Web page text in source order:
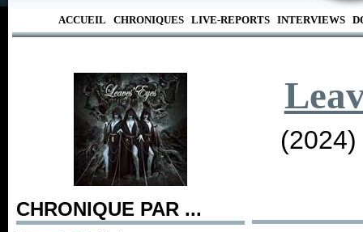
ACCUEIL CHRONIQUES LIVE-REPORTS INTERVIEWS
CHRONIQUE PAR ...